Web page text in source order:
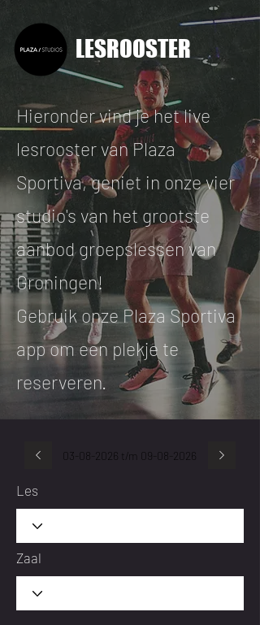
LESROOSTER
Hieronder vind je het live
lesrooster van Plaza
Sportiva, geniet in onze vier
studio's van het grootste
aanbod groepslessen van
Groningen!
Gebruik onze Plaza Sportiva
app om een plekje te
reserveren.
03-08-2026 t/m 09-08-2026
Les
Zaal